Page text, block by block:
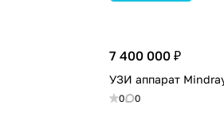
7 400 000 ₽
УЗИ аппарат
0 0